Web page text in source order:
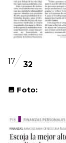
17 32
Foto: